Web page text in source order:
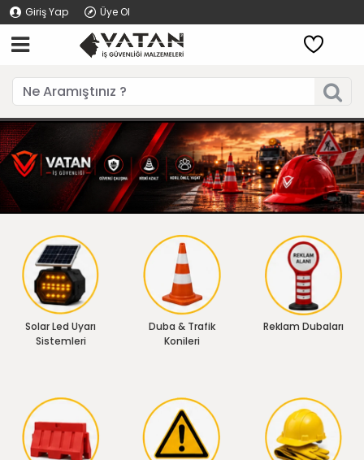
Giriş Yap Üye Ol
Solar Led Uyarı
Sistemleri
Duba & Trafik
Konileri
Reklam Dubaları